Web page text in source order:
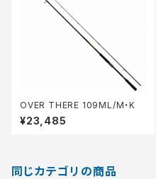
OVER THERE 109ML/M・K
¥23,485
同じカテゴリの商品